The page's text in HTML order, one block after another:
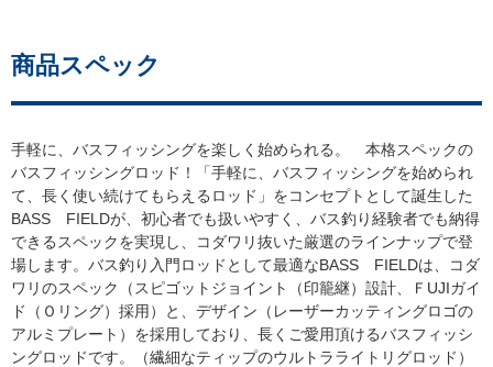
商品スペック
手軽に、バスフィッシングを楽しく始められる。 本格スペックの
バスフィッシングロッド！「手軽に、バスフィッシングを始められ
て、長く使い続けてもらえるロッド」をコンセプトとして誕生した
BASS FIELDが、初心者でも扱いやすく、バス釣り経験者でも納得
できるスペックを実現し、コダワリ抜いた厳選のラインナップで登
場します。バス釣り入門ロッドとして最適なBASS FIELDは、コダ
ワリのスペック（スピゴットジョイント（印籠継）設計、ＦUJIガイ
ド（Ｏリング）採用）と、デザイン（レーザーカッティングロゴの
アルミプレート）を採用しており、長くご愛用頂けるバスフィッシ
ングロッドです。（繊細なティップのウルトラライトリグロッド）